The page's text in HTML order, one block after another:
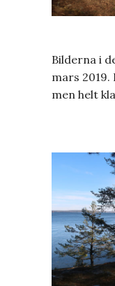
Bilderna i
mars
men helt